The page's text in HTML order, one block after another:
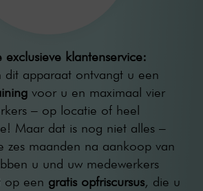
klantenservice:
dit apparaat ontvangt u een
voor u en maximaal vier
– op locatie of heel
Maar dat is nog niet alles –
zes maanden na aankoop van
u und uw medewerkers
op een gratis opfriscursus, die u